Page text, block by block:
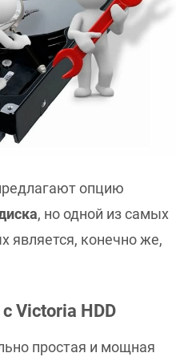
опцию
, но одной из самых
является, конечно же,
Victoria HDD
простая и мощная